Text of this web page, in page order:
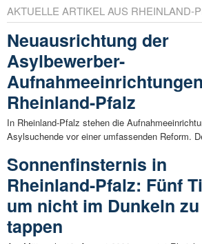
AKTUELLE ARTIKEL AUS RHEINLAND-
Neuausrichtung der
Asylbewerber-
Rheinland-Pfalz
In Rheinland-Pfalz stehen die
Asylsuchende vor einer umfassenden Reform.
Sonnenfinsternis in
Rheinland-Pfalz: Fünf
um nicht im Dunkeln zu
tappen